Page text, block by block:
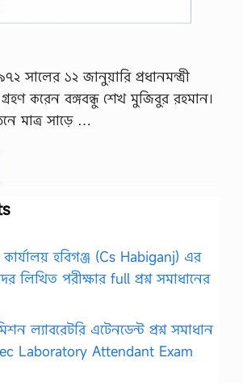
সালের ১২ জানুয়ারি প্রধানমন্ত্রী
করেন বঙ্গবন্ধু শেখ মুজিবুর রহমান।
মাত্র সাড়ে …
কার্যালয় হবিগঞ্জ (Cs Habiganj) এর
লিখিত পরীক্ষার full প্রশ্ন সমাধানের
ল্যাবরেটরি এটেনডেন্ট প্রশ্ন সমাধান
Laboratory Attendant Exam